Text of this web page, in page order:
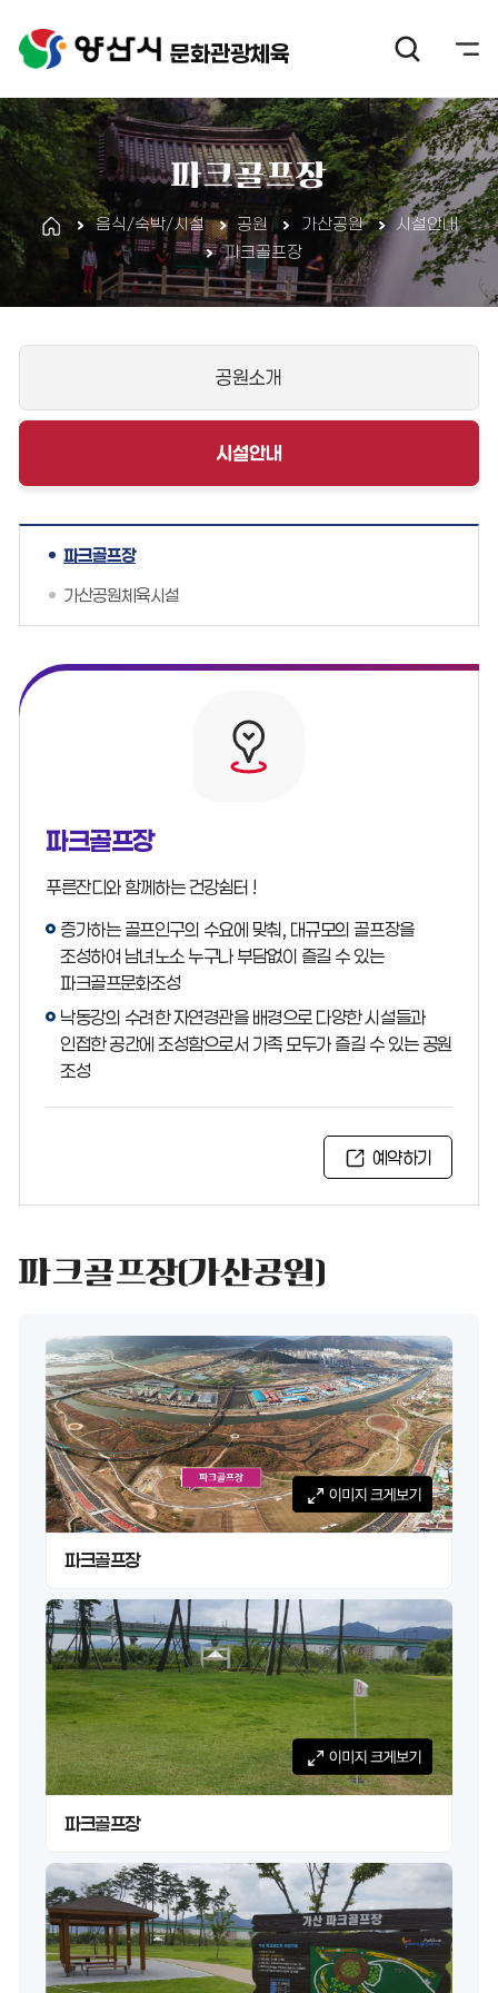
문화관광체육
파크골프장
음식/숙박/시설 공원 가산공원
시설안내
파크골프장
공원소개
시설안내
파크골프장
가산공원체육시설
파크골프장
푸른잔디와 함께하는 건강쉼터 !
증가하는 골프인구의 수요에 맞춰, 대규모의 골프장을
조성하여 남녀노소 누구나 부담없이 즐길 수 있는
파크골프문화조성
낙동강의 수려한 자연경관을 배경으로 다양한 시설들과
인접한 공간에 조성함으로서 가족 모두가 즐길 수 있는 공원
조성
예약하기
파크골프장(가산공원)
파크골프장
파크골프장